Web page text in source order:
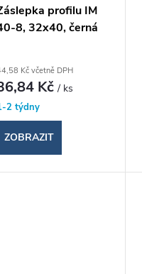
profilu IM
8, 32x40, černá
Kč včetně DPH
Kč/ ks
2 týdny
ZOBRAZIT